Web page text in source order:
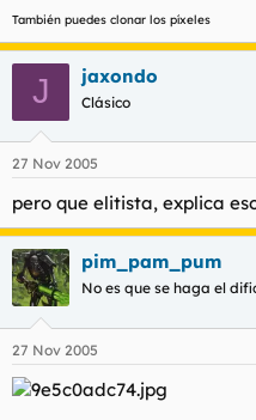
También puedes clonar los píxeles
J jaxondo
Clásico
27 Nov 2005
pero que elitista, explica
pim_pam_pum
No es que se haga el
27 Nov 2005